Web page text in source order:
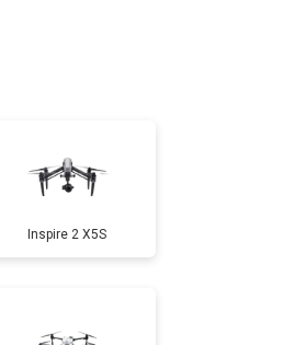
Заказать
Заказать
Заказать
Inspire 2 X5S